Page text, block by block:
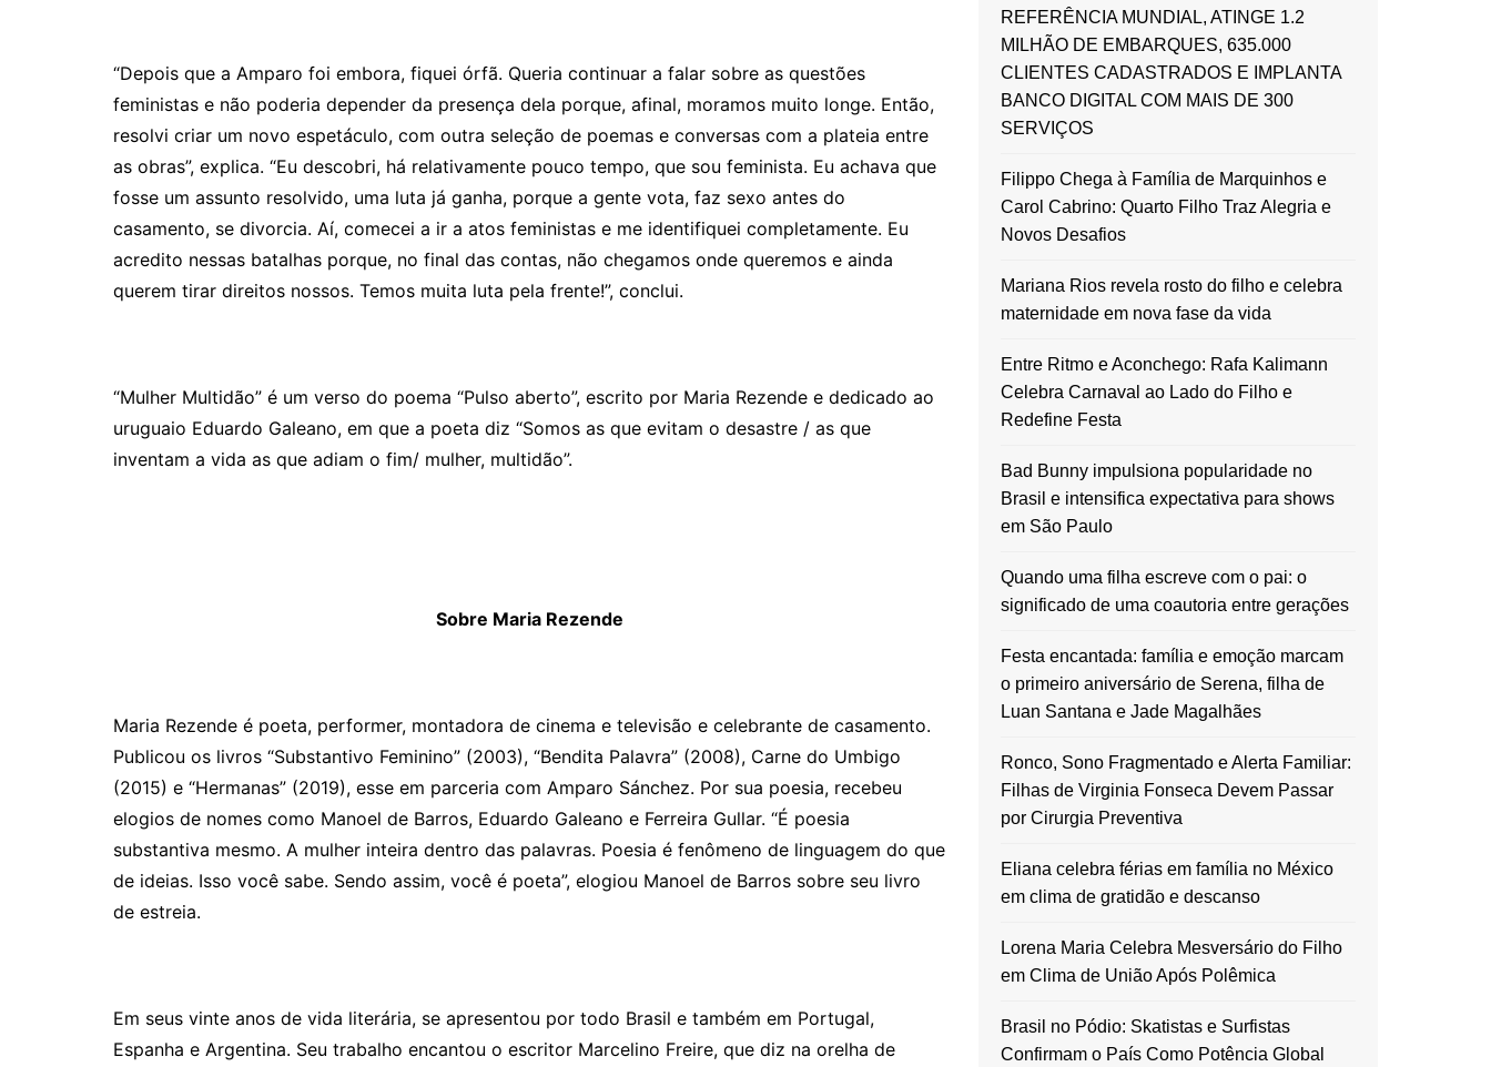
“Depois que a Amparo foi embora, fiquei órfã. Queria continuar a falar sobre as questões
feministas e não poderia depender da presença dela porque, afinal, moramos muito longe. Então,
resolvi criar um novo espetáculo, com outra seleção de poemas e conversas com a plateia entre
as obras”, explica. “Eu descobri, há relativamente pouco tempo, que sou feminista. Eu achava que
fosse um assunto resolvido, uma luta já ganha, porque a gente vota, faz sexo antes do
casamento, se divorcia. Aí, comecei a ir a atos feministas e me identifiquei completamente. Eu
acredito nessas batalhas porque, no final das contas, não chegamos onde queremos e ainda
querem tirar direitos nossos. Temos muita luta pela frente!”, conclui.
“Mulher Multidão” é um verso do poema “Pulso aberto”, escrito por Maria Rezende e dedicado ao
uruguaio Eduardo Galeano, em que a poeta diz “Somos as que evitam o desastre / as que
inventam a vida as que adiam o fim/ mulher, multidão”.
Sobre Maria Rezende
Maria Rezende é poeta, performer, montadora de cinema e televisão e celebrante de casamento.
Publicou os livros “Substantivo Feminino” (2003), “Bendita Palavra” (2008), Carne do Umbigo
(2015) e “Hermanas” (2019), esse em parceria com Amparo Sánchez. Por sua poesia, recebeu
elogios de nomes como Manoel de Barros, Eduardo Galeano e Ferreira Gullar. “É poesia
substantiva mesmo. A mulher inteira dentro das palavras. Poesia é fenômeno de linguagem do que
de ideias. Isso você sabe. Sendo assim, você é poeta”, elogiou Manoel de Barros sobre seu livro
de estreia.
Em seus vinte anos de vida literária, se apresentou por todo Brasil e também em Portugal,
Espanha e Argentina. Seu trabalho encantou o escritor Marcelino Freire, que diz na orelha de
REFERÊNCIA MUNDIAL, ATINGE 1.2
MILHÃO DE EMBARQUES, 635.000
CLIENTES CADASTRADOS E IMPLANTA
BANCO DIGITAL COM MAIS DE 300
SERVIÇOS
Filippo Chega à Família de Marquinhos e
Carol Cabrino: Quarto Filho Traz Alegria e
Novos Desafios
Mariana Rios revela rosto do filho e celebra
maternidade em nova fase da vida
Entre Ritmo e Aconchego: Rafa Kalimann
Celebra Carnaval ao Lado do Filho e
Redefine Festa
Bad Bunny impulsiona popularidade no
Brasil e intensifica expectativa para shows
em São Paulo
Quando uma filha escreve com o pai: o
significado de uma coautoria entre gerações
Festa encantada: família e emoção marcam
o primeiro aniversário de Serena, filha de
Luan Santana e Jade Magalhães
Ronco, Sono Fragmentado e Alerta Familiar:
Filhas de Virginia Fonseca Devem Passar
por Cirurgia Preventiva
Eliana celebra férias em família no México
em clima de gratidão e descanso
Lorena Maria Celebra Mesversário do Filho
em Clima de União Após Polêmica
Brasil no Pódio: Skatistas e Surfistas
Confirmam o País Como Potência Global